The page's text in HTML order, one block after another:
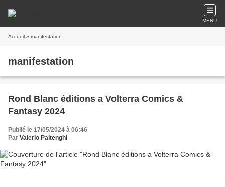
MENU
Accueil » manifestation
manifestation
Rond Blanc éditions a Volterra Comics &
Fantasy 2024
Publié le 17/05/2024 à 06:46
Par Valerio Paltenghi